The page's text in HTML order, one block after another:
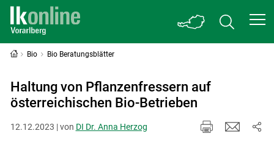
Bio Bio Beratungsblätter
Haltung von Pflanzenfressern auf
österreichischen Bio-Betrieben
12.12.2023 | von DI Dr. Anna Herzog